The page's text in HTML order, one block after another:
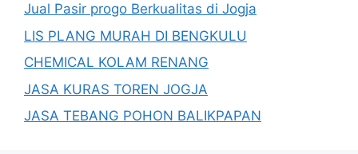
Jual Pasir progo Berkualitas di Jogja
LIS PLANG MURAH DI BENGKULU
CHEMICAL KOLAM RENANG
JASA KURAS TOREN JOGJA
JASA TEBANG POHON BALIKPAPAN